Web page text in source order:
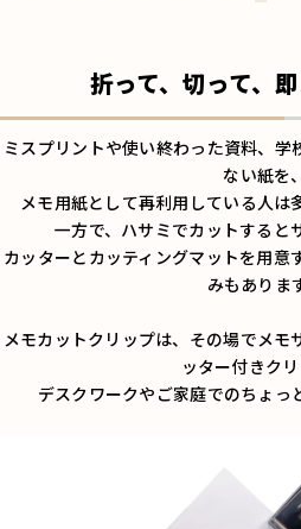
折って、切って、
ミスプリントや使い終わった資料、学
ない紙を、
メモ用紙として再利用している人は
一方で、ハサミでカットすると
カッターとカッティングマットを用意
みもありま
メモカットクリップは、その場でメモ
ッター付きクリ
デスクワークやご家庭でのちょっ